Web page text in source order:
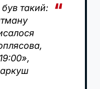
такий:
аркуш